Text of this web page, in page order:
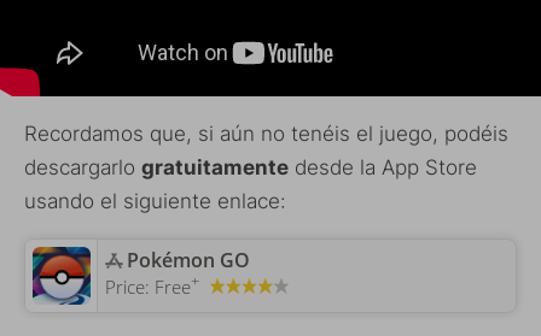
Recordamos que, si aún no tenéis el juego, podéis
descargarlo gratuitamente desde la App Store
usando el siguiente enlace:
‎Pokémon GO
Price: Free+